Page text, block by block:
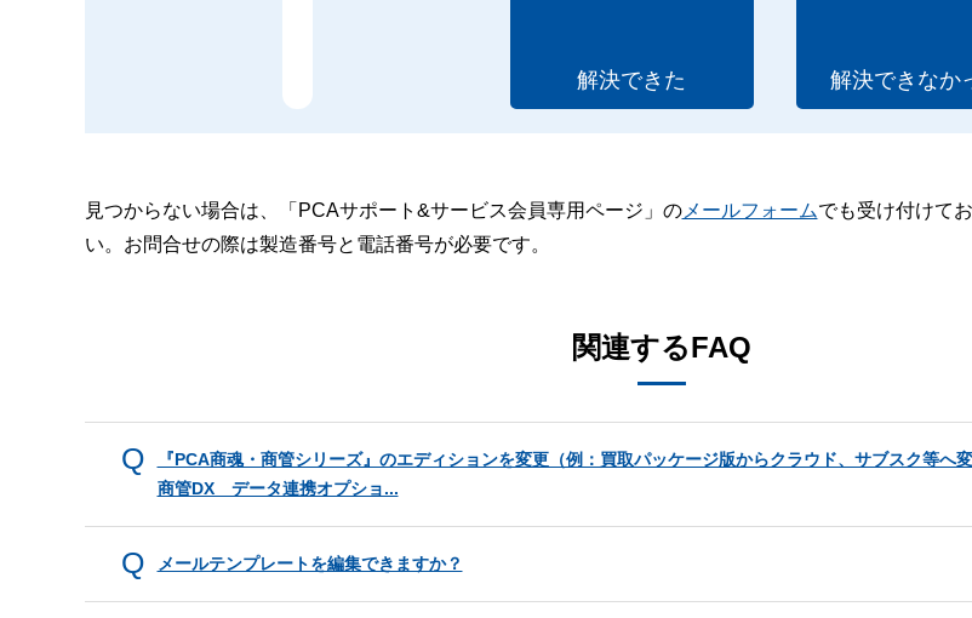
解決できた 解決できなか
見つからない場合は、「PCAサポート&サービス会員専用ページ」のメールフォームでも受け付けて
い。お問合せの際は製造番号と電話番号が必要です。
関連するFAQ
『PCA商魂・商管シリーズ』のエディションを変更（例：買取パッケージ版からクラウド、サブスク等へ
商管DX データ連携オプショ...
メールテンプレートを編集できますか？